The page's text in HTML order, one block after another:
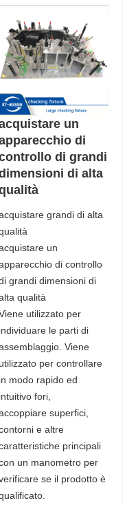
un
di
di grandi
di alta
grandi di alta
un
di controllo
grandi dimensioni di
qualità
utilizzato per
individuare le parti di
Viene
utilizzato per controllare
in modo rapido ed
intuitivo fori,
superfici,
e altre
principali
un manometro per
se il prodotto è